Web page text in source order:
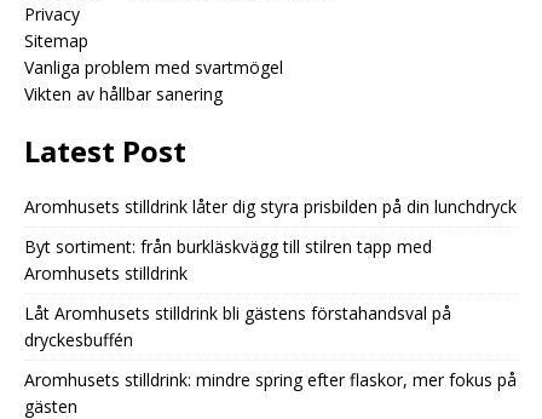
Privacy
Sitemap
Vanliga problem med svartmögel
Vikten av hållbar sanering
Latest Post
Aromhusets stilldrink låter dig styra prisbilden på din lunchdryck
Byt sortiment: från burkläskvägg till stilren tapp med
Aromhusets stilldrink
Låt Aromhusets stilldrink bli gästens förstahandsval på
dryckesbuffén
Aromhusets stilldrink: mindre spring efter flaskor, mer fokus på
gästen